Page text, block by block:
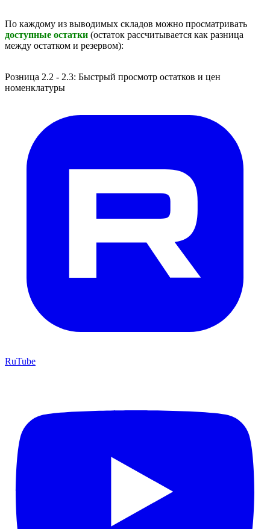
По каждому из выводимых складов можно просматривать
доступные остатки (остаток рассчитывается как разница
между остатком и резервом):
Розница 2.2 - 2.3: Быстрый просмотр остатков и цен
номенклатуры
RuTube